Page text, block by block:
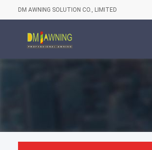
DM AWNING SOLUTION CO., LIMITED